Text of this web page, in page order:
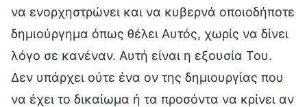
να ενορχηστρώνει και να κυβερνά οποιοδήποτε
δημιούργημα όπως θέλει Αυτός, χωρίς να δίνει
λόγο σε κανέναν. Αυτή είναι η εξουσία Του.
Δεν υπάρχει ούτε ένα ον της δημιουργίας που
να έχει το δικαίωμα ή τα προσόντα να κρίνει αν